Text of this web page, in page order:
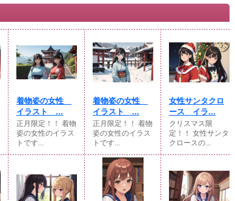
着物姿の女性
イラスト ...
正月限定！！ 着物
姿の女性のイラス
トです...
着物姿の女性
イラスト ...
正月限定！！ 着物
姿の女性のイラス
トです...
女性サンタクロ
ース イラ...
クリスマス限
定！！ 女性サンタ
クロースの...